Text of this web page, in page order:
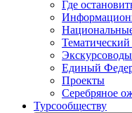
Где
Единый
Проекты
Серебряное
Турсообществу